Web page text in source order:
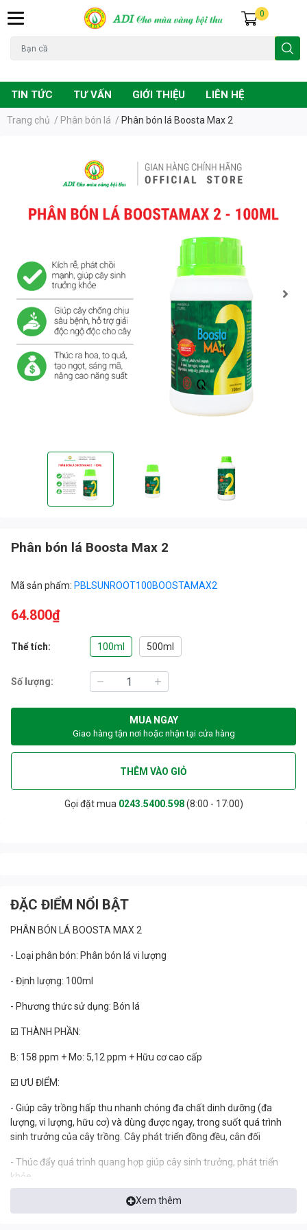
0
TIN TỨC TƯ VẤN GIỚI THIỆU LIÊN HỆ
Trang chủ / Phân bón lá / Phân bón lá Boosta Max 2
Phân bón lá Boosta Max 2
Mã sản phẩm: PBLSUNROOT100BOOSTAMAX2
64.800₫
Thể tích: 100ml 500ml
Số lượng:
MUA NGAY
Giao hàng tận nơi hoặc nhận tại cửa hàng
THÊM VÀO GIỎ
Gọi đặt mua 0243.5400.598(8:00 - 17:00)
ĐẶC ĐIỂM NỔI BẬT
PHÂN BÓN LÁ BOOSTA MAX 2
- Loại phân bón: Phân bón lá vi lượng
- Định lượng: 100ml
- Phương thức sử dụng: Bón lá
☑️ THÀNH PHẦN:
B: 158 ppm + Mo: 5,12 ppm + Hữu cơ cao cấp
☑️ ƯU ĐIỂM:
- Giúp cây trồng hấp thu nhanh chóng đa chất dinh dưỡng (đa
lượng, vi lượng, hữu cơ) và dùng được ngay, trong suốt quá trình
sinh trưởng của cây trồng. Cây phát triển đồng đều, cân đối
- Thúc đẩy quá trình quang hợp giúp cây sinh trưởng, phát triển
khỏe.
- Thúc đẩy ra hoa, thúc to quả, tăng năng suất, cải thiện chất lượng
và hương vị nông sản.
Xem thêm